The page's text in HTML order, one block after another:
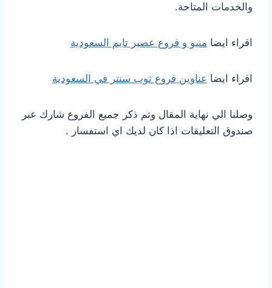
والخدمات المتاحة.
اقراء ايضا منيو و فروع عصير تايم السعودية
اقراء ايضا عناوين فروع توب سنتر في السعودية
وصلنا الي نهاية المقال وتم ذكر جميع الفروع شارك عبر
صندوق التعليقات اذا كان لديك اي استفسار .